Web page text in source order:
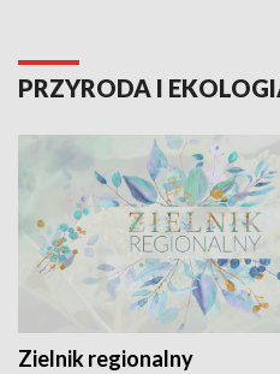
PRZYRODA I
Zielnik regionalny